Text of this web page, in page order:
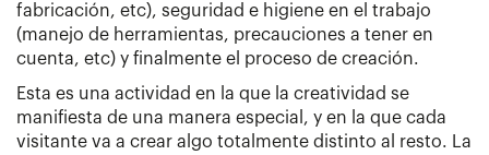
fabricación, etc), seguridad e higiene en el trabajo
(manejo de herramientas, precauciones a tener en
cuenta, etc) y finalmente el proceso de creación.
Esta es una actividad en la que la creatividad se
manifiesta de una manera especial, y en la que cada
visitante va a crear algo totalmente distinto al resto. La